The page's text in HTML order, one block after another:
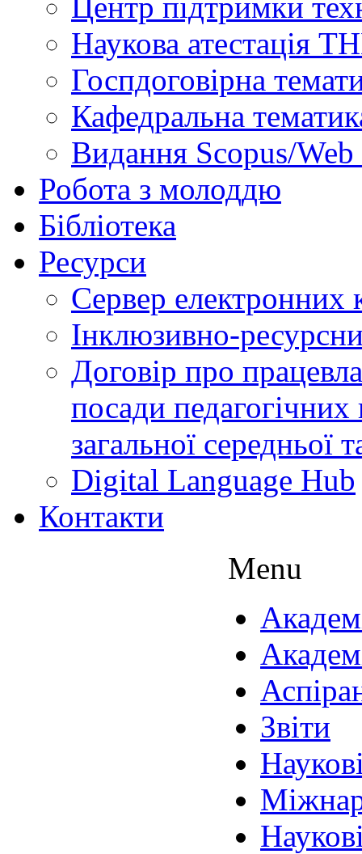
Наукова атестація
Госпдоговірна
Кафедральна
Видання Scopus/
Робота з молоддю
Бібліотека
Ресурси
Сервер
Інклюзивно-
Договір про
посади педагогічних
загальної середньої
Digital Language Hub
Контакти
Menu
Звіти